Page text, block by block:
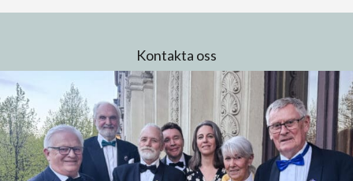
Kontakta oss